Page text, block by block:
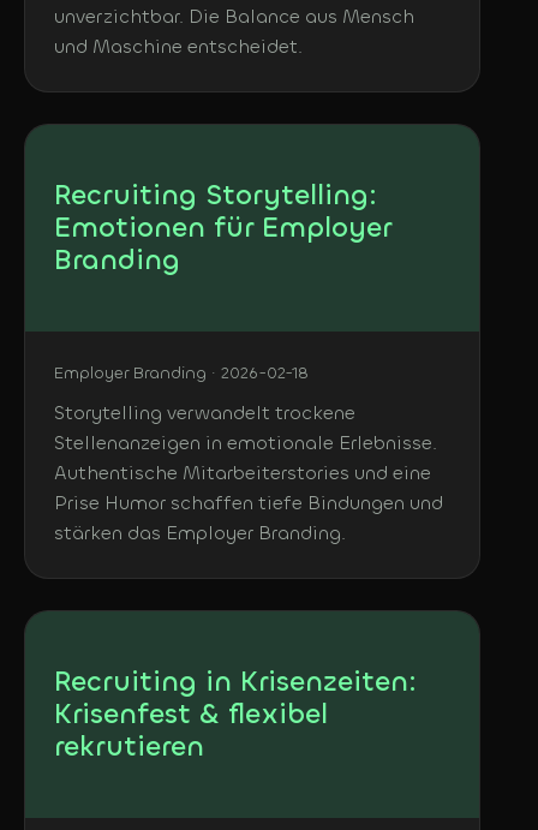
unverzichtbar. Die Balance aus Mensch
und Maschine entscheidet.
Recruiting Storytelling:
Emotionen für Employer
Branding
Employer Branding · 2026-02-18
Storytelling verwandelt trockene
Stellenanzeigen in emotionale Erlebnisse.
Authentische Mitarbeiterstories und eine
Prise Humor schaffen tiefe Bindungen und
stärken das Employer Branding.
Recruiting in Krisenzeiten:
Krisenfest & flexibel
rekrutieren